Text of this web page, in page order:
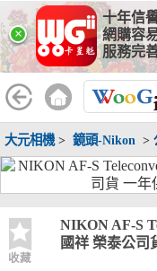
×
十年信
網購容
服務完
大元相機 > 鏡頭-Nikon >
收藏
NIKON AF-S
國祥 榮泰公司
線上分期銀
WooGii 與 綠界 合作，
分期付款』 的配合銀行
分期期數 提供分
兆豐銀
彰化銀
台灣企
銀、元
行、星